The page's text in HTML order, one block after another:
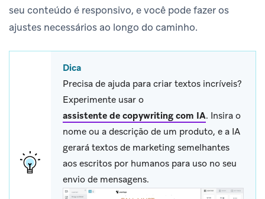
seu conteúdo é responsivo, e você pode fazer os
ajustes necessários ao longo do caminho.
Dica
Precisa de ajuda para criar textos incríveis?
Experimente usar o
assistente de copywriting com IA. Insira o
nome ou a descrição de um produto, e a IA
gerará textos de marketing semelhantes
aos escritos por humanos para uso no seu
envio de mensagens.